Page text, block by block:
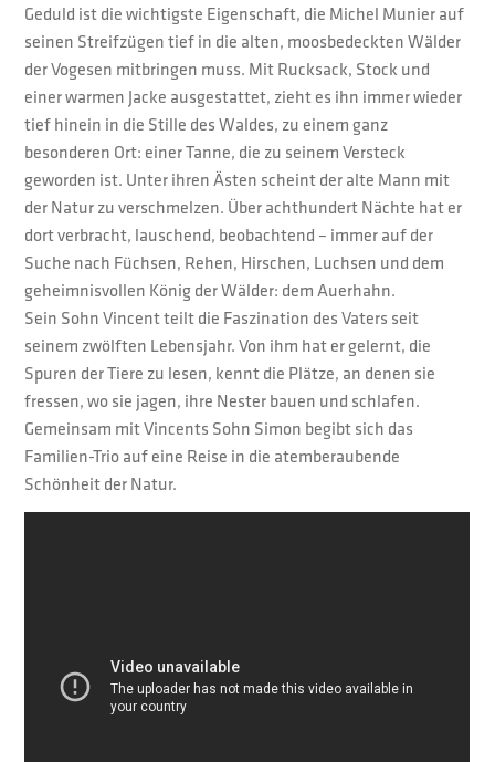
Geduld ist die wichtigste Eigenschaft, die Michel Munier auf
seinen Streifzügen tief in die alten, moosbedeckten Wälder
der Vogesen mitbringen muss. Mit Rucksack, Stock und
einer warmen Jacke ausgestattet, zieht es ihn immer wieder
tief hinein in die Stille des Waldes, zu einem ganz
besonderen Ort: einer Tanne, die zu seinem Versteck
geworden ist. Unter ihren Ästen scheint der alte Mann mit
der Natur zu verschmelzen. Über achthundert Nächte hat er
dort verbracht, lauschend, beobachtend – immer auf der
Suche nach Füchsen, Rehen, Hirschen, Luchsen und dem
geheimnisvollen König der Wälder: dem Auerhahn.
Sein Sohn Vincent teilt die Faszination des Vaters seit
seinem zwölften Lebensjahr. Von ihm hat er gelernt, die
Spuren der Tiere zu lesen, kennt die Plätze, an denen sie
fressen, wo sie jagen, ihre Nester bauen und schlafen.
Gemeinsam mit Vincents Sohn Simon begibt sich das
Familien-Trio auf eine Reise in die atemberaubende
Schönheit der Natur.